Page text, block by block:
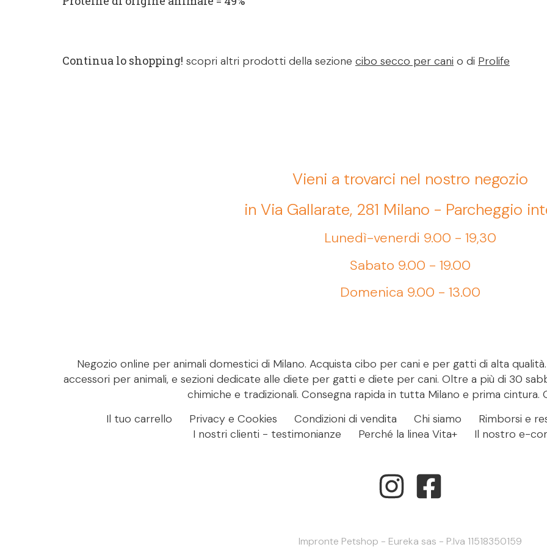
Continua lo shopping! scopri altri prodotti della sezione cibo secco per cani o di Prolife
Vieni a trovarci nel nostro negozio
in Via Gallarate, 281 Milano - Parcheggio
Lunedì-venerdi 9.00 - 19,30
Sabato 9.00 - 19.00
Domenica 9.00 - 13.00
Negozio online per animali domestici di Milano. Acquista cibo per cani e per gatti di alta
accessori per animali, e sezioni dedicate alle diete per gatti e diete per cani. Oltre a più di 30
chimiche e tradizionali. Consegna rapida in tutta Milano e prima cintura.
Il tuo carrello
Privacy e Cookies Condizioni di vendita Chi siamo Rimborsi e
I nostri clienti - testimonianze
Perché la linea Vita+ Il nostro e-
Impronte Petshop - Eureka sas - P.Iva 11518350159